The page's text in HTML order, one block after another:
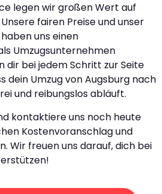
legen wir großen Wert auf
fairen Preise und unser
uns einen
Umzugsunternehmen
dir bei jedem Schritt zur Seite
dein Umzug von Augsburg nach
und reibungslos abläuft.
kontaktiere uns noch heute
Kostenvoranschlag und
Wir freuen uns darauf, dich bei